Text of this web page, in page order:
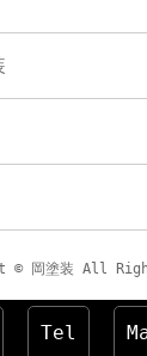
© 岡塗装 All
Tel